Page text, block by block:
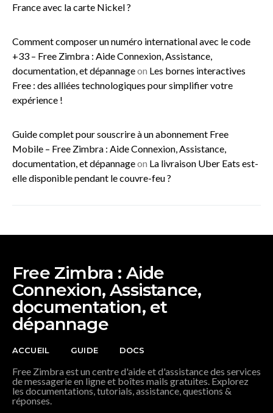
France avec la carte Nickel ?
Comment composer un numéro international avec le code
+33 – Free Zimbra : Aide Connexion, Assistance,
documentation, et dépannageon Les bornes interactives
Free : des alliées technologiques pour simplifier votre
expérience !
Guide complet pour souscrire à un abonnement Free
Mobile – Free Zimbra : Aide Connexion, Assistance,
documentation, et dépannageon La livraison Uber Eats est-
elle disponible pendant le couvre-feu ?
Free Zimbra : Aide
Connexion, Assistance,
documentation, et
dépannage
ACCUEIL GUIDE DOCS
Free Zimbra est un centre d'aide et d'assistance des services
de messagerie en ligne et boîtes mails gratuites. Explorez
les documentations, tutorials, assistance, questions &
réponses.